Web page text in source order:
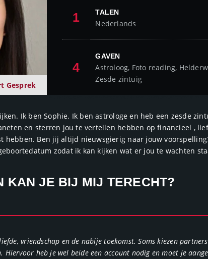
Gesprek
1 TALEN
Nederlands
4
GAVEN
Astroloog, Foto reading,
Zesde zintuig
Ik ben Sophie. Ik ben astrologe en heb een zesde
en sterren jou te vertellen hebben op financieel ,
hebben. Ben jij altijd nieuwsgierig naar jouw
zodat ik kan kijken wat er jou te wachten
KAN JE BIJ MIJ TERECHT?
vriendschap en de nabije toekomst. Soms kiezen
Hiervoor heb je wel beide een account nodig en moet je